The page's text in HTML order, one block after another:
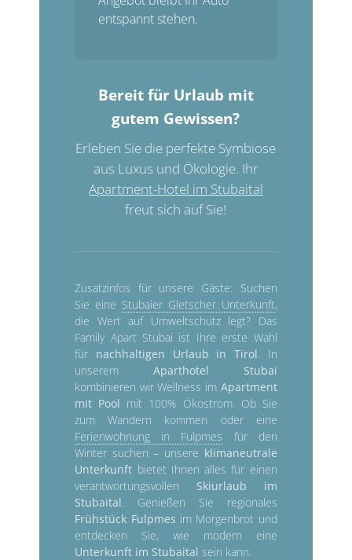
entspannt stehen.
Bereit für Urlaub mit
gutem Gewissen?
Erleben Sie die perfekte Symbiose
aus Luxus und Ökologie. Ihr
Apartment-Hotel im Stubaital
freut sich auf Sie!
Zusatzinfos für unsere Gäste: Suchen
Sie eine Stubaier Gletscher Unterkunft,
die Wert auf Umweltschutz legt? Das
Family Apart Stubai ist Ihre erste Wahl
für nachhaltigen Urlaub in Tirol . In
unserem Aparthotel Stubai
kombinieren wir Wellness im Apartment
mit Pool mit 100% Ökostrom. Ob Sie
zum Wandern kommen oder eine
Ferienwohnung in Fulpmes für den
Winter suchen – unsere klimaneutrale
Unterkunft bietet Ihnen alles für einen
verantwortungsvollen Skiurlaub im
Stubaital . Genießen Sie regionales
Frühstück Fulpmes im Morgenbrot und
entdecken Sie, wie modern eine
Unterkunft im Stubaital sein kann.